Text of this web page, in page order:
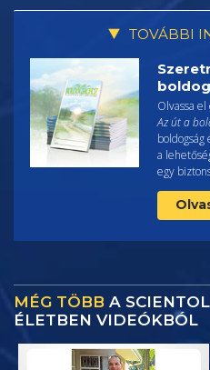
TOVÁBBI
Olvassa el
Az út a
a
egy
MÉG TÖBB A
ÉLETBEN VIDEÓKBÓL